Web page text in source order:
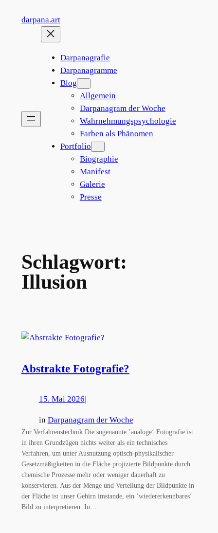
Inhaltdarpana.art
Darpanagrafie
Darpanagramme
Blog
Allgemein
Darpanagram der Woche
Wahrnehmungspsychologie
Farben als Phänomen
Portfolio
Biographie
Manifest
Galerie
Presse
Schlagwort:
Illusion
Abstrakte Fotografie?
15. Mai 2026|
in Darpanagram der Woche
Zur Verfahrenstechnik Die sogenannte ’analoge‘ Fotografie ist
in ihren Grundzügen nichts weiter als ein technisches
Verfahren, um unter Ausnutzung optisch-physikalischer
Gesetzmäßigkeiten in die Fläche projizierte Bildpunkte durch
chemische Prozesse mehr oder weniger dauerhaft zu
konservieren. Aus der Menge und Verteilung der Bildpunkte in
der Fläche ist unser Gehirn imstande, ein ’wiedererkennbares‘
Bild zu interpretieren. In…